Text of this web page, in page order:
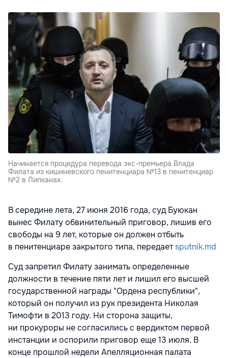
Начинается процедура перевода экс-премьера Влада
Филата из кишиневского пенитенциара №13 в пенитенциар
№2 в Липканах.
В середине лета, 27 июня 2016 года, суд Буюкан
вынес Филату обвинительный приговор, лишив его
свободы на 9 лет, которые он должен отбыть
в пенитенциаре закрытого типа, передаетsputnik.md
Суд запретил Филату занимать определенные
должности в течение пяти лет и лишил его высшей
государственной награды "Ордена республики",
который он получил из рук президента Николая
Тимофти в 2013 году. Ни сторона защиты,
ни прокуроры не согласились с вердиктом первой
инстанции и оспорили приговор еще 13 июля. В
конце прошлой недели Апелляционная палата